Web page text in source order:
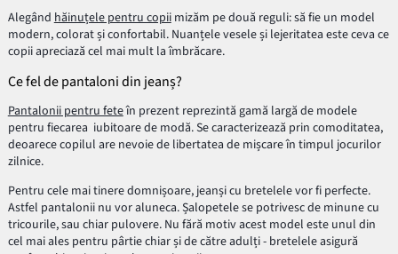
Alegândhăinuțele pentru copiimizăm pe două reguli: să fie un model
modern, colorat și confortabil. Nuanțele vesele și lejeritatea este ceva ce
copii apreciază cel mai mult la îmbrăcare.
Ce fel de pantaloni din jeanș?
Pantalonii pentru feteîn prezent reprezintă gamă largă de modele
pentru fiecarea iubitoare de modă. Se caracterizează prin comoditatea,
deoarece copilul are nevoie de libertatea de mișcare în timpul jocurilor
zilnice.
Pentru cele mai tinere domnișoare, jeanși cu bretelele vor fi perfecte.
Astfel pantalonii nu vor aluneca. Șalopetele se potrivesc de minune cu
tricourile, sau chiar pulovere. Nu fără motiv acest model este unul din
cel mai ales pentru pârtie chiar și de către adulți - bretelele asigură